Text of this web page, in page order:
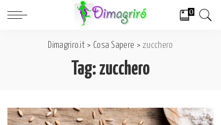
0
Dimagriro.it > Cosa Sapere >zucchero
Tag: zucchero